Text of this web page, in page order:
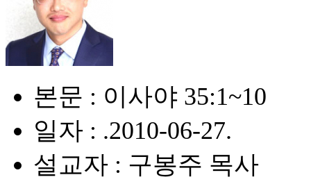
본문 : 이사야 35:1~10
일자 : .2010-06-27.
설교자 : 구봉주 목사